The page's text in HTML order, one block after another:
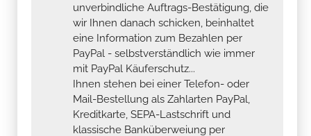
unverbindliche Auftrags-Bestätigung, die
wir Ihnen danach schicken, beinhaltet
eine Information zum Bezahlen per
PayPal - selbstverständlich wie immer
mit PayPal Käuferschutz...
Ihnen stehen bei einer Telefon- oder
Mail-Bestellung als Zahlarten PayPal,
Kreditkarte, SEPA-Lastschrift und
klassische Banküberweiung per